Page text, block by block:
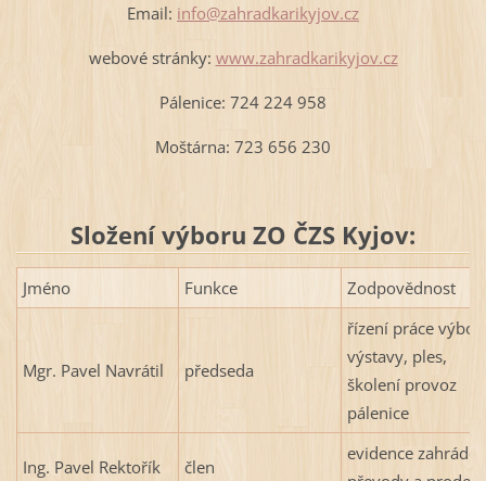
Email: info@zahradkarikyjov.cz
webové stránky: www.zahradkarikyjov.cz
Pálenice: 724 224 958
Moštárna: 723 656 230
Složení výboru ZO ČZS Kyjov:
Jméno Funkce Zodpovědnost
Mgr. Pavel Navrátil předseda
řízení práce
výstavy, ples,
školení provoz
pálenice
Ing. Pavel Rektořík člen
evidence